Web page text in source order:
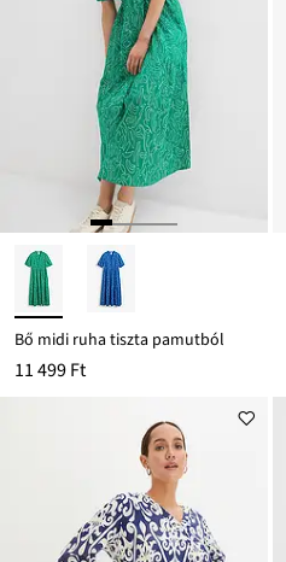
Bő midi ruha tiszta pamutból
11 499 Ft